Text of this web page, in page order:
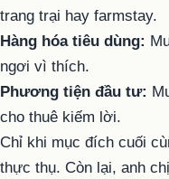
trang trại hay farmstay.
Hàng hóa tiêu dùng:
ngơi vì thích.
Phương tiện đầu tư:
cho thuê kiếm lời.
Chỉ khi mục đích cuối
thực thụ. Còn lại, anh